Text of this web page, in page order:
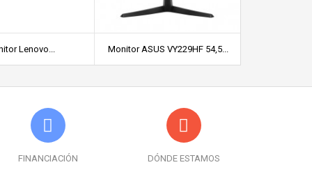
Lenovo... Monitor ASUS VY229HF 54,5...
FINANCIACIÓN DÓNDE ESTAMOS